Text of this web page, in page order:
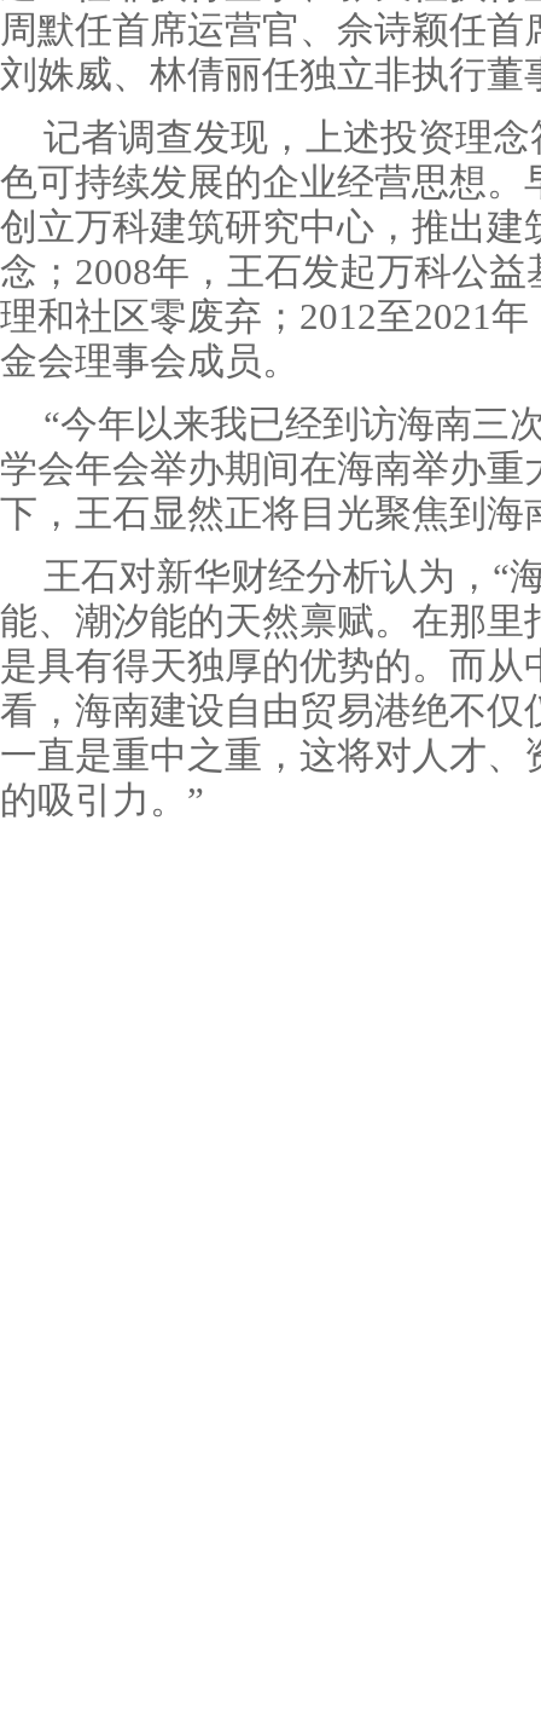
周默任首席运营官、佘诗颖任首
刘姝威、林倩丽任独立非执行董
记者调查发现，上述投资理
色可持续发展的企业经营思想。
创立万科建筑研究中心，推出建
念；2008年，王石发起万科公
理和社区零废弃；2012至2021
金会理事会成员。
“今年以来我已经到访海南三
学会年会举办期间在海南举办重
下，王石显然正将目光聚焦到海
王石对新华财经分析认为，“
能、潮汐能的天然禀赋。在那里
是具有得天独厚的优势的。而从
看，海南建设自由贸易港绝不仅
一直是重中之重，这将对人才、
的吸引力。”